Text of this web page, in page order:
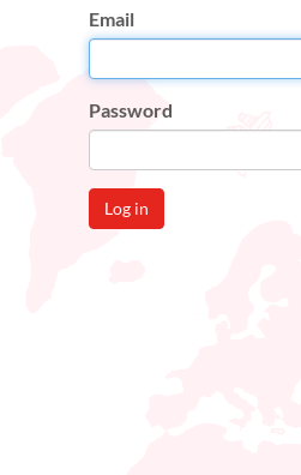
Email
Password
Log in